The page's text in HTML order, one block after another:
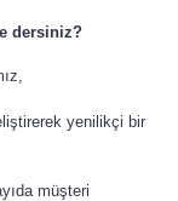
dersiniz?
yenilikçi bir
müşteri